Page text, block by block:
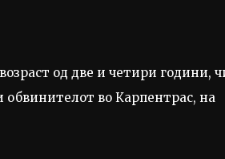
од две и четири години,
обвинителот во Карпентрас, на